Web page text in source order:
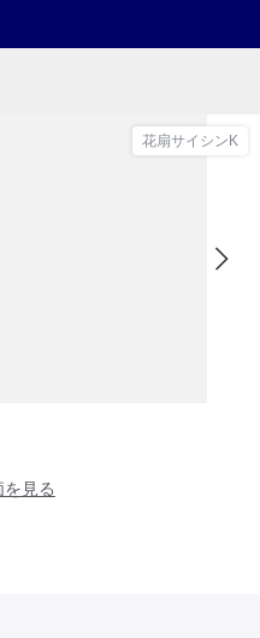
花扇サイシンK
見る